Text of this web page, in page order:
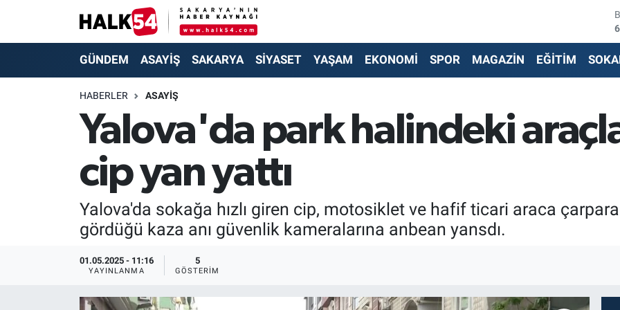
GÜNDEM ASAYİŞ SAKARYA SİYASET YAŞAM EKONOMİ SPOR MAGAZİN EĞİTİM
HABERLER ASAYİŞ
Yalova'da park halindeki
cip yan yattı
Yalova'da sokağa hızlı giren cip, motosiklet ve hafif ticari araca
gördüğü kaza anı güvenlik kameralarına anbean yansdı.
01.05.2025 - 11:16
YAYINLANMA
5
GÖSTERIM
GÜNDEM
EKONOMİ
SOKAK RÖPORTAJLARI
Adapazarı Nöbetçi Eczaneler
Adapazarı Trafik Yoğunluk Haritası
Süper Lig Puan Durumu ve Fikstür
Tüm Manşetler
Son Dakika Haberleri
Haber Arşivi